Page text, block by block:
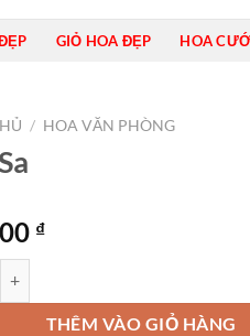
GIỎ HOA ĐẸP HOA
/ HOA VĂN PHÒNG
₫
THÊM VÀO GIỎ HÀNG